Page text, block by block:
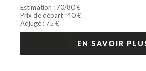
Estimation : 70/80 €
Prix de départ : 40 €
Adjugé : 75 €
EN SAVOIR